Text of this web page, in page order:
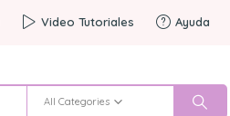
Video Tutoriales Ayuda
All Categories